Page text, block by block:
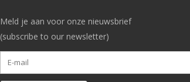
Meld je aan voor onze nieuwsbrief
(subscribe to our newsletter)